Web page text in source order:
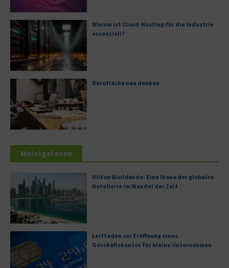
Warum ist Cloud-Hosting für die Industrie
essenziell?
Bürofläche neu denken
Meistgelesen
Hilton Worldwide: Eine Ikone der globalen
Hotellerie im Wandel der Zeit
Leitfaden zur Eröffnung eines
Geschäftskontos für kleine Unternehmen